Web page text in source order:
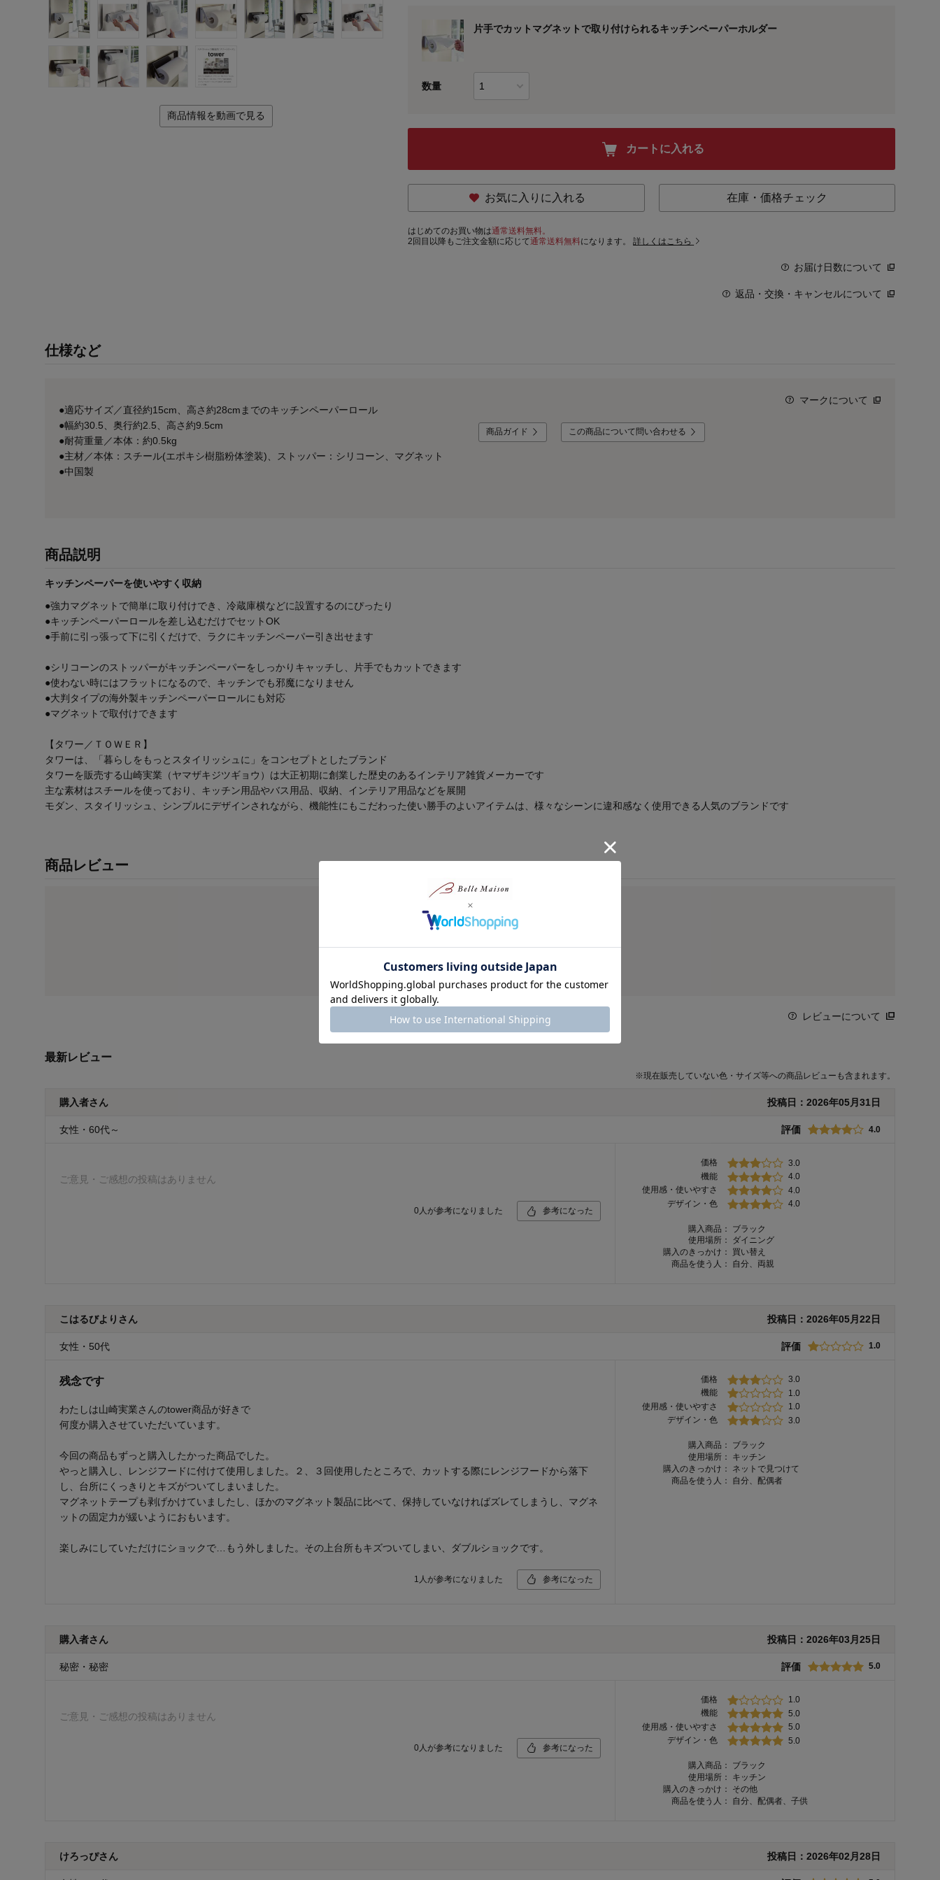
商品情報を動画で見る
片手でカットマグネットで取り付けられるキッチンペーパーホルダー
数量
カートに入れる
お気に入りに入れる 在庫・価格チェック
はじめてのお買い物は通常送料無料。
2回目以降もご注文金額に応じて通常送料無料になります。詳しくはこちら
お届け日数について
返品・交換・キャンセルについて
仕様など
●適応サイズ／直径約15cm、高さ約28cmまでのキッチンペーパーロール
●幅約30.5、奥行約2.5、高さ約9.5cm
●耐荷重量／本体：約0.5kg
●主材／本体：スチール(エポキシ樹脂粉体塗装)、ストッパー：シリコーン、マグネット
●中国製
マークについて
商品ガイド この商品について問い合わせる
商品説明
キッチンペーパーを使いやすく収納
●強力マグネットで簡単に取り付けでき、冷蔵庫横などに設置するのにぴったり
●キッチンペーパーロールを差し込むだけでセットOK
●手前に引っ張って下に引くだけで、ラクにキッチンペーパー引き出せます
●シリコーンのストッパーがキッチンペーパーをしっかりキャッチし、片手でもカットできます
●使わない時にはフラットになるので、キッチンでも邪魔になりません
●大判タイプの海外製キッチンペーパーロールにも対応
●マグネットで取付けできます
【タワー／ＴＯＷＥＲ】
タワーは、「暮らしをもっとスタイリッシュに」をコンセプトとしたブランド
タワーを販売する山崎実業（ヤマザキジツギョウ）は大正初期に創業した歴史のあるインテリア雑貨メーカーです
主な素材はスチールを使っており、キッチン用品やバス用品、収納、インテリア用品などを展開
モダン、スタイリッシュ、シンプルにデザインされながら、機能性にもこだわった使い勝手のよいアイテムは、様々なシーンに違和感なく使用できる人気のブランドです
商品レビュー
(36)
レビューについて
最新レビュー
※現在販売していない色・サイズ等への商品レビューも含まれます。
購入者さん 投稿日： 2026年05月31日
女性・60代～ 評価 4.0
ご意見・ご感想の投稿はありません
0 人が参考になりました 参考になった
価格
3.0
機能
4.0
使用感・使いやすさ
4.0
デザイン・色
4.0
購入商品：
ブラック
使用場所：
ダイニング
購入のきっかけ：
買い替え
商品を使う人：
自分、両親
こはるびよりさん 投稿日： 2026年05月22日
女性・50代 評価 1.0
残念です
わたしは山崎実業さんのtower商品が好きで
何度か購入させていただいています。
今回の商品もずっと購入したかった商品でした。
やっと購入し、レンジフードに付けて使用しました。２、３回使用したところで、カットする際にレンジフードから落下
し、台所にくっきりとキズがついてしまいました。
マグネットテープも剥げかけていましたし、ほかのマグネット製品に比べて、保持していなければズレてしまうし、マグネ
ットの固定力が緩いようにおもいます。
楽しみにしていただけにショックで…もう外しました。その上台所もキズついてしまい、ダブルショックです。
1 人が参考になりました 参考になった
価格
3.0
機能
1.0
使用感・使いやすさ
1.0
デザイン・色
3.0
購入商品：
ブラック
使用場所：
キッチン
購入のきっかけ：
ネットで見つけて
商品を使う人：
自分、配偶者
購入者さん 投稿日： 2026年03月25日
秘密・秘密 評価 5.0
ご意見・ご感想の投稿はありません
0 人が参考になりました 参考になった
価格
1.0
機能
5.0
使用感・使いやすさ
5.0
デザイン・色
5.0
購入商品：
ブラック
使用場所：
キッチン
購入のきっかけ：
その他
商品を使う人：
自分、配偶者、子供
けろっぴさん 投稿日： 2026年02月28日